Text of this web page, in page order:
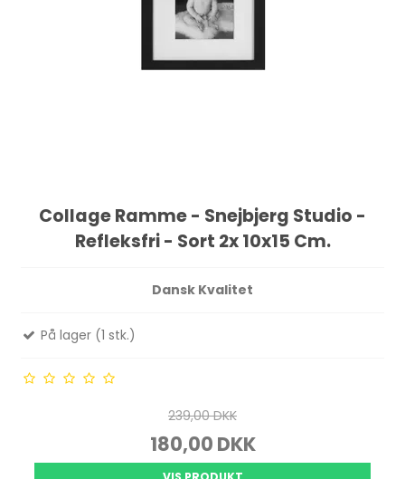
Collage Ramme - Snejbjerg Studio -
Refleksfri - Sort 2x 10x15 Cm.
Dansk Kvalitet
På lager (1 stk.)
239,00 DKK
180,00 DKK